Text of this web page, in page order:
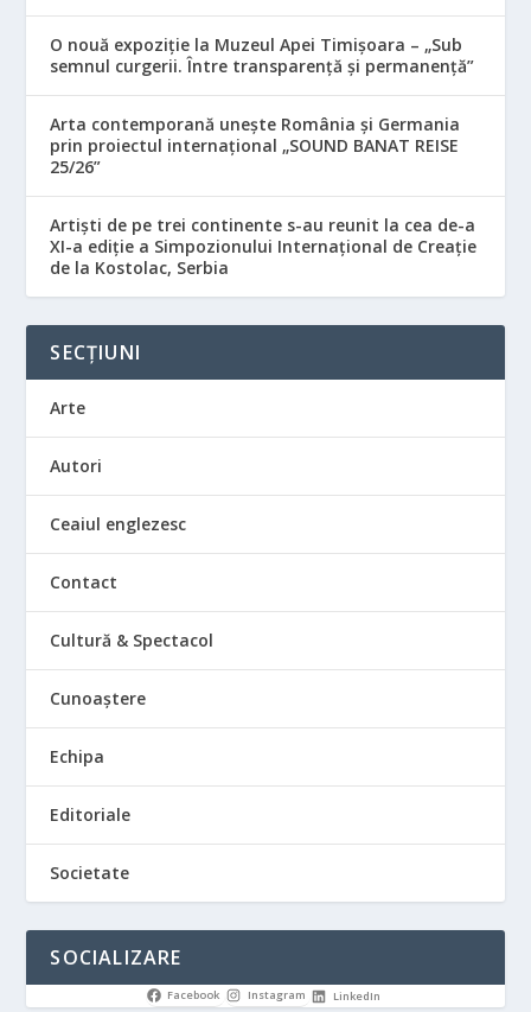
O nouă expoziție la Muzeul Apei Timișoara – „Sub
semnul curgerii. Între transparență și permanență”
Arta contemporană unește România și Germania
prin proiectul internațional „SOUND BANAT REISE
25/26”
Artiști de pe trei continente s-au reunit la cea de-a
XI-a ediție a Simpozionului Internațional de Creație
de la Kostolac, Serbia
SECȚIUNI
Arte
Autori
Ceaiul englezesc
Contact
Cultură & Spectacol
Cunoaștere
Echipa
Editoriale
Societate
SOCIALIZARE
Facebook Instagram LinkedIn